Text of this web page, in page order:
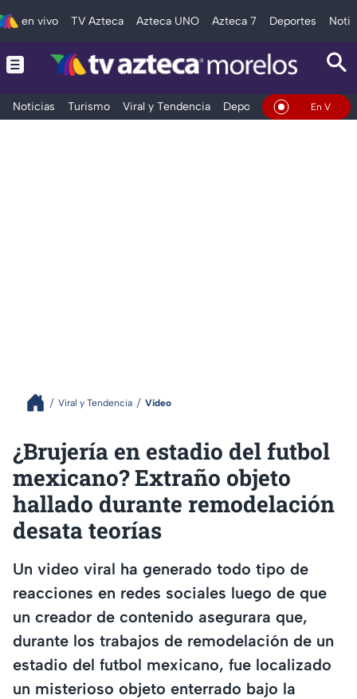
en vivo TV Azteca Azteca UNO Azteca 7 Deportes
Noticias Turismo Viral y Tendencia Deportes Espectáculos
En Vivo
Viral y Tendencia Video
¿Brujería en estadio del futbol
mexicano? Extraño objeto
hallado durante remodelación
desata teorías
Un video viral ha generado todo tipo de
reacciones en redes sociales luego de que
un creador de contenido asegurara que,
durante los trabajos de remodelación de un
estadio del futbol mexicano, fue localizado
un misterioso objeto enterrado bajo la